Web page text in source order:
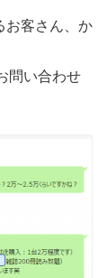
お客さん、か
問い合わせ